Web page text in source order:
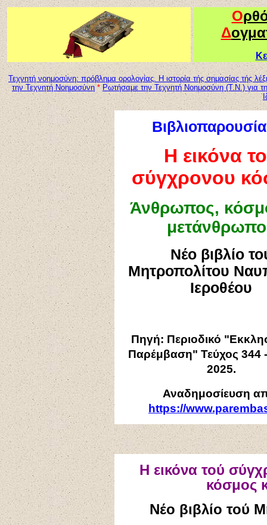
Ο
Δ
Τεχνητή νοημοσύνη: πρόβλημα ορολογίας. Η ιστορία τής σημασίας τής
την Τεχνητή Νοημοσύνη* Ρωτήσαμε την Τεχνητή Νοημοσύνη (Τ.Ν.) για
Η εικόνα
σύγχρονου
Άνθρωπος,
Νέο βιβλίο
Μητροπολίτου
Ιεροθέου
Πηγή: Περιοδικό
Παρέμβαση" Τεύχος 344
2025.
Αναδημοσίευση
https://
Η εικόνα τού
κόσμος
Νέο βιβλίο τού